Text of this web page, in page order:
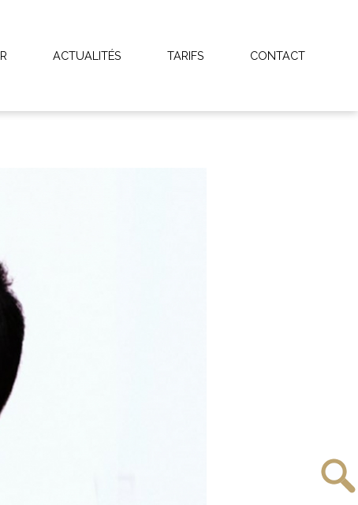
ACTUALITÉS TARIFS CONTACT